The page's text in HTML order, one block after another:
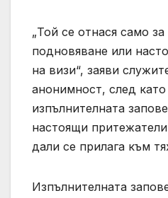
„Той се отнася само
подновяване или
на визи“, заяви
анонимност, след като
изпълнителната
настоящи
дали се прилага към
Изпълнителната